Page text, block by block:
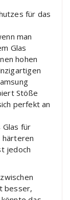
für das
man
Glas
hohen
Stöße
perfekt an
Glas für
härteren
jedoch
besser,